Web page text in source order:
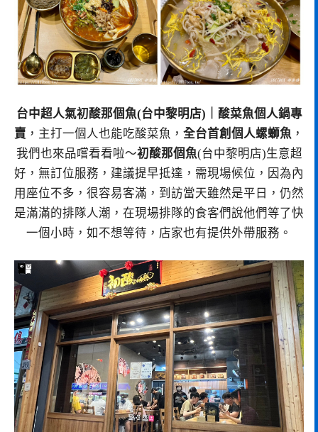
台中超人氣初酸那個魚(台中黎明店)｜酸菜魚個人鍋專
賣 ，主打一個人也能吃酸菜魚， 全台首創個人螺螄魚 ，
我們也來品嚐看看啦～初酸那個魚(台中黎明店)生意超
好，無訂位服務，建議提早抵達，需現場候位，因為內
用座位不多，很容易客滿，到訪當天雖然是平日，仍然
是滿滿的排隊人潮，在現場排隊的食客們說他們等了快
一個小時，如不想等待，店家也有提供外帶服務。